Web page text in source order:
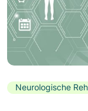
Neurologische